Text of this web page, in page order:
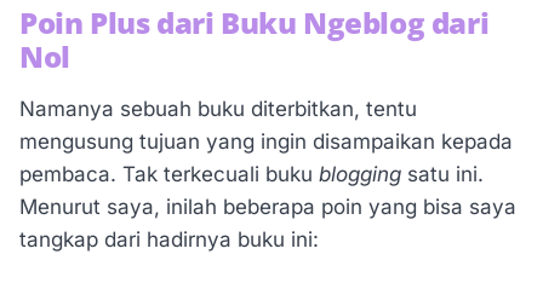
Poin Plus dari Buku Ngeblog dari
Nol
Namanya sebuah buku diterbitkan, tentu
mengusung tujuan yang ingin disampaikan kepada
pembaca. Tak terkecuali buku blogging satu ini.
Menurut saya, inilah beberapa poin yang bisa saya
tangkap dari hadirnya buku ini: